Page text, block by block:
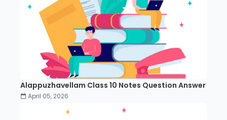
Alappuzhavellam Class 10 Notes Question Answer
April 05, 2026